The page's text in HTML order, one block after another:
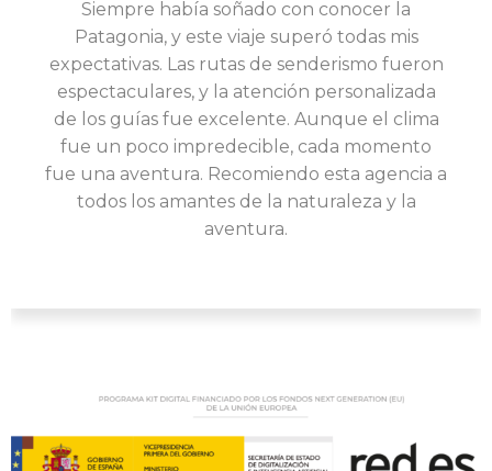
Mi pareja y yo decidimos celebrar nuestro
aniversario en las Maldivas, y fue una
experiencia que jamás olvidaremos. La
organización del viaje fue impecable, desde la
elección del resort hasta las actividades
recomendadas. ¡El buceo en los arrecifes de
coral fue impresionante! Sin duda, volveremos
a utilizar sus servicios para nuestra próxima
aventura.